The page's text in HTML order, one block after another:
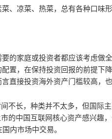
、凉菜、热菜，总有各种口味
的家庭或投资者都应该考虑做
置，在保持投资回报的前提下
直接投资海外资产门槛较高，
不长，种类并不太多，但国际
的中国互联网核心资产感兴趣
内市场中交易。